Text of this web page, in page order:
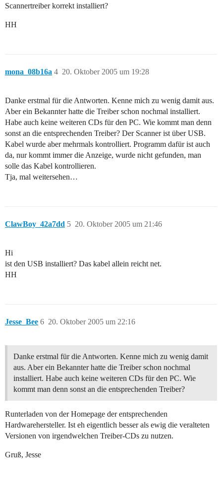
Scannertreiber korrekt installiert?
HH
mona_08b16a 20. Oktober 2005 um 19:28
4
Danke erstmal für die Antworten. Kenne mich zu wenig damit aus.
Aber ein Bekannter hatte die Treiber schon nochmal installiert.
Habe auch keine weiteren CDs für den PC. Wie kommt man denn
sonst an die entsprechenden Treiber? Der Scanner ist über USB.
Kabel wurde aber mehrmals kontrolliert. Programm dafür ist auch
da, nur kommt immer die Anzeige, wurde nicht gefunden, man
solle das Kabel kontrollieren.
Tja, mal weitersehen…
ClawBoy_42a7dd 20. Oktober 2005 um 21:46
5
Hi
ist den USB installiert? Das kabel allein reicht net.
HH
Jesse_Bee 20. Oktober 2005 um 22:16
6
Danke erstmal für die Antworten. Kenne mich zu wenig damit
aus. Aber ein Bekannter hatte die Treiber schon nochmal
installiert. Habe auch keine weiteren CDs für den PC. Wie
kommt man denn sonst an die entsprechenden Treiber?
Runterladen von der Homepage der entsprechenden
Hardwarehersteller. Ist eh eigentlich besser als ewig die veralteten
Versionen von irgendwelchen Treiber-CDs zu nutzen.
Gruß, Jesse